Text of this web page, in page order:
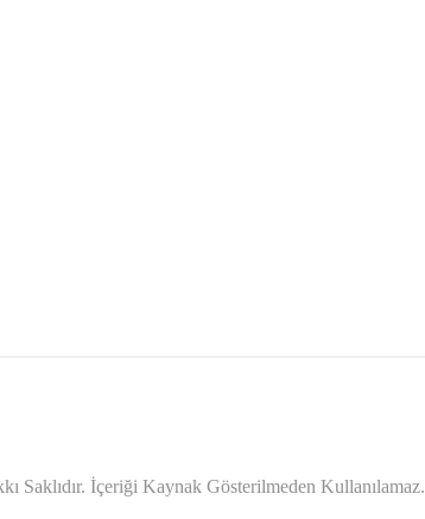
Saklıdır. İçeriği Kaynak Gösterilmeden Kullanılamaz.